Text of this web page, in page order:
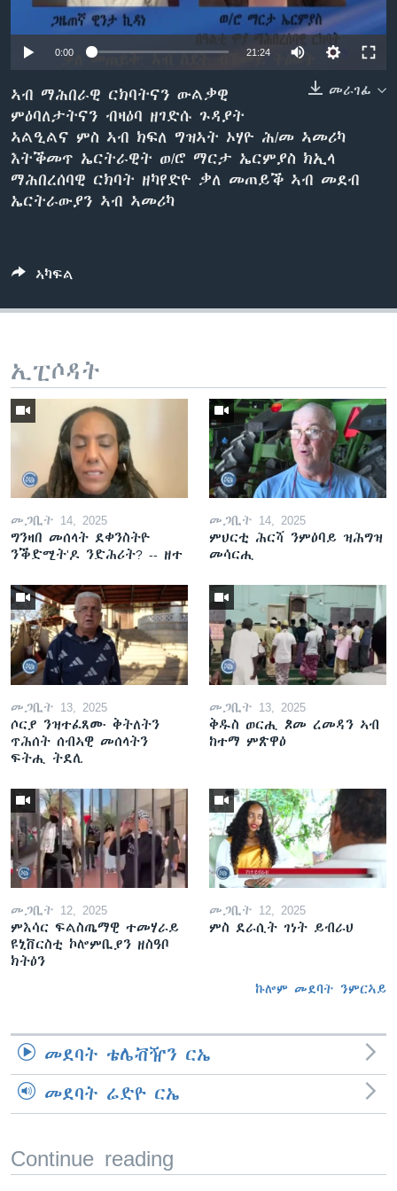
ቂሔ ጽልሚ
ቋንቋታት
0:00 21:24
መራገፊ
ኣብ ማሕበራዊ ርክባትናን ውልቃዊ
ምዕባለታትናን ብዛዕባ ዘገድሱ ጉዳያት
ኣልዒልና ምስ ኣብ ክፍለ ግዝኣት ኦሃዮ ሕ/መ ኣመሪካ
እትቕመጥ ኤርትራዊት ወ/ሮ ማርታ ኤርምያስ ክኢላ
ማሕበረሰባዊ ርክባት ዘካየድዮ ቃለ መጠይቕ ኣብ መደብ
ኤርትራውያን ኣብ ኣመሪካ
ኣካፍል
ኢፒሶዳት
መጋቢት 14, 2025
ግንዛበ መሰላት ደቀንስትዮ
ንቕድሚት'ዶ ንድሕሪት? -- ዘተ
መጋቢት 14, 2025
ምህርቲ ሕርሻ ንምዕባይ ዝሕግዝ
መሳርሒ
መጋቢት 13, 2025
ሶርያ ንዝተፈጸሙ ቅትለትን
ጥሕሰት ሰብኣዊ መሰላትን
ፍትሒ ትደሊ
መጋቢት 13, 2025
ቅዱስ ወርሒ ጾመ ረመዳን ኣብ
ከተማ ምጽዋዕ
መጋቢት 12, 2025
ምእሳር ፍልስጤማዊ ተመሃራይ
ዩኒቨርስቲ ኮሎምቢያን ዘስዓቦ
ክትዕን
መጋቢት 12, 2025
ምስ ደራሲት ገነት ይብራህ
ኩሎም መደባት ንምርኣይ
መደባት ቴሌቭዥን ርኤ
መደባት ሬድዮ ርኤ
Continue reading